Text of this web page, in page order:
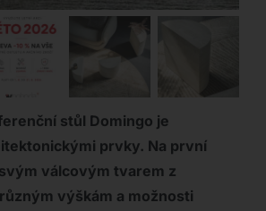
stůl Domingo je
prvky. Na první
válcovým tvarem z
výškám a možnosti